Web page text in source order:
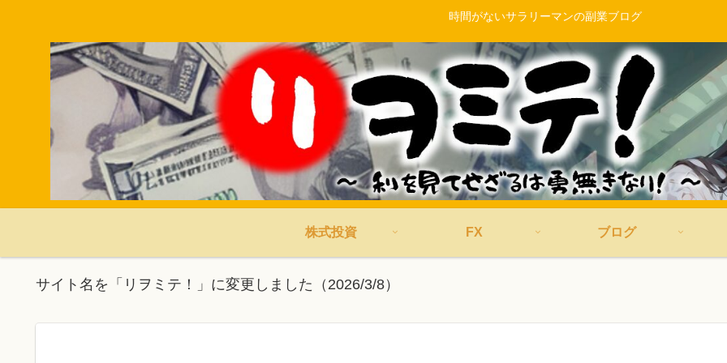
時間がないサラリーマンの副業ブログ
株式投資 FX ブログ
サイト名を「リヲミテ！」に変更しました（2026/3/8）